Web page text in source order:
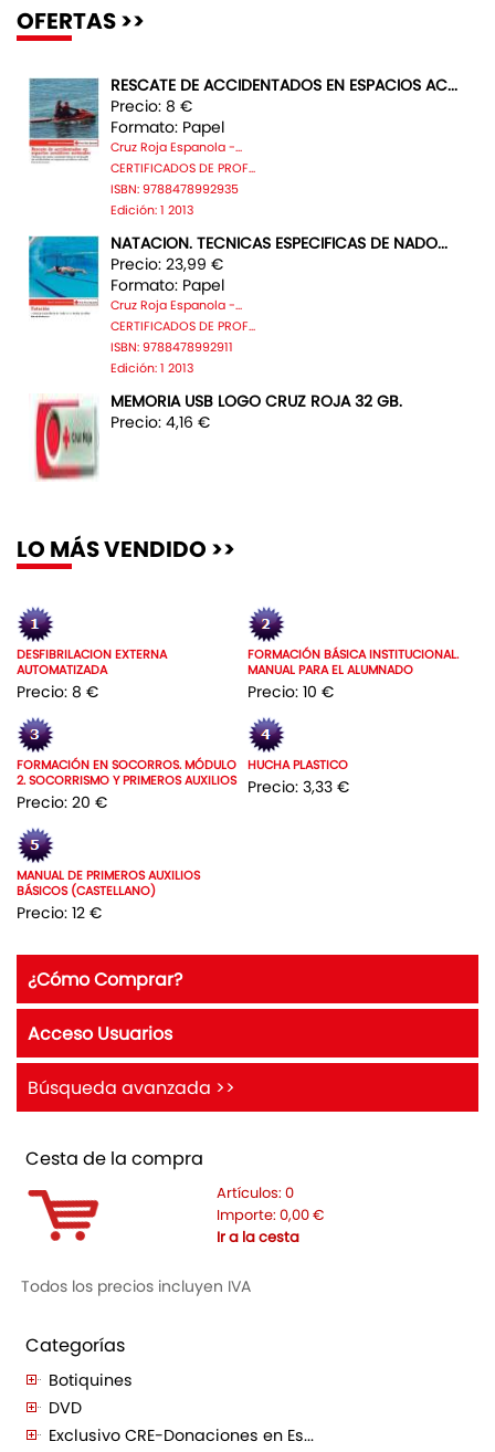
OFERTAS >>
RESCATE DE ACCIDENTADOS EN ESPACIOS AC...
Precio: 8 €
Formato: Papel
Cruz Roja Espanola -...
CERTIFICADOS DE PROF...
ISBN: 9788478992935
Edición: 1 2013
NATACION. TECNICAS ESPECIFICAS DE NADO...
Precio: 23,99 €
Formato: Papel
Cruz Roja Espanola -...
CERTIFICADOS DE PROF...
ISBN: 9788478992911
Edición: 1 2013
MEMORIA USB LOGO CRUZ ROJA 32 GB.
Precio: 4,16 €
LO MÁS VENDIDO >>
DESFIBRILACION EXTERNA
AUTOMATIZADA
Precio: 8 €
FORMACIÓN BÁSICA INSTITUCIONAL.
MANUAL PARA EL ALUMNADO
Precio: 10 €
FORMACIÓN EN SOCORROS. MÓDULO
2. SOCORRISMO Y PRIMEROS AUXILIOS
Precio: 20 €
HUCHA PLASTICO
Precio: 3,33 €
MANUAL DE PRIMEROS AUXILIOS
BÁSICOS (CASTELLANO)
Precio: 12 €
¿Cómo Comprar?
Acceso Usuarios
Búsqueda avanzada >>
Cesta de la compra
Artículos: 0
Importe: 0,00 €
Ir a la cesta
Todos los precios incluyen IVA
Categorías
Botiquines
DVD
Exclusivo CRE-Donaciones en Es...